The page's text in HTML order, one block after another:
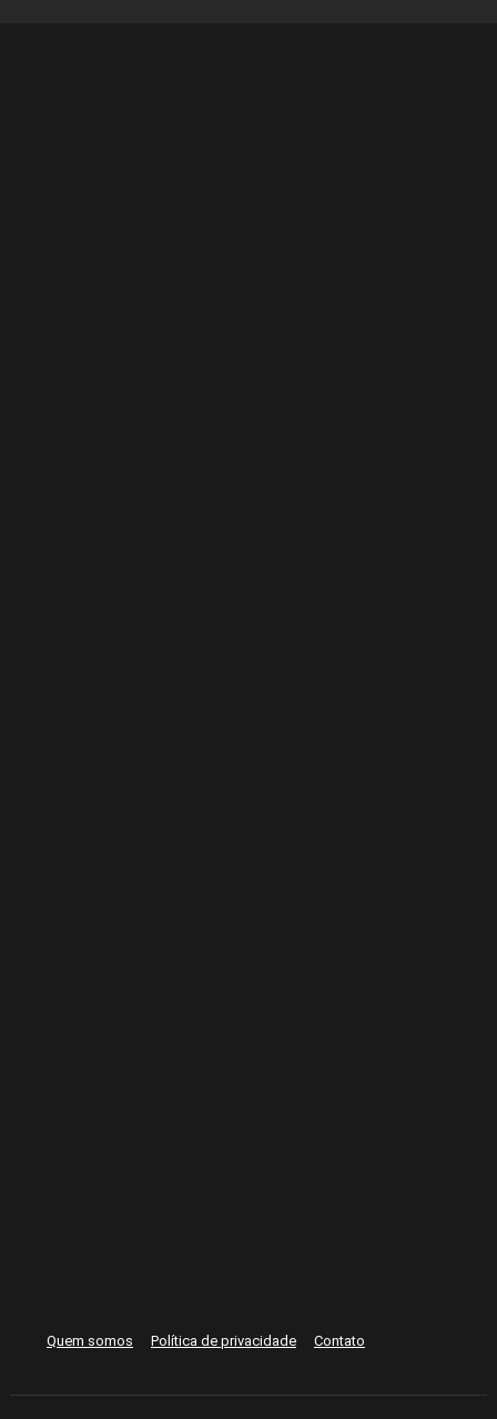
Quem somos Política de privacidade Contato